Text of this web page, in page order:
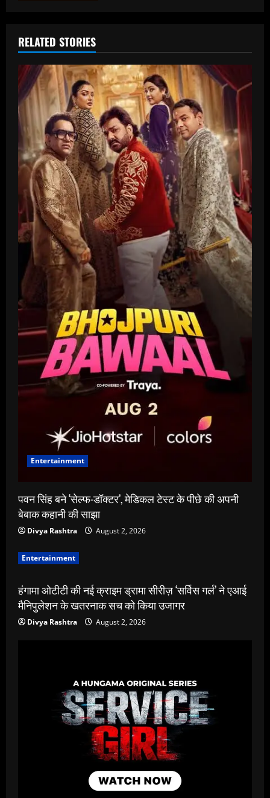
RELATED STORIES
Entertainment
पवन सिंह बने ‘सेल्फ-डॉक्टर’, मेडिकल टेस्ट के पीछे की अपनी
बेबाक कहानी की साझा
Divya Rashtra August 2, 2026
Entertainment
हंगामा ओटीटी की नई क्राइम ड्रामा सीरीज़ ‘सर्विस गर्ल’ ने एआई
मैनिपुलेशन के खतरनाक सच को किया उजागर
Divya Rashtra August 2, 2026